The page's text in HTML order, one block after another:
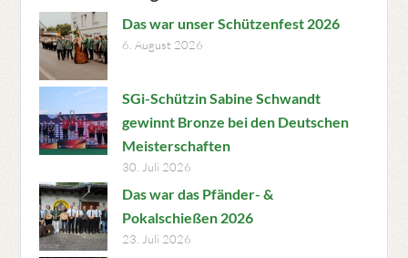
Das war unser Schützenfest 2026
6. August 2026
SGi-Schützin Sabine Schwandt
gewinnt Bronze bei den Deutschen
Meisterschaften
30. Juli 2026
Das war das Pfänder- &
Pokalschießen 2026
23. Juli 2026